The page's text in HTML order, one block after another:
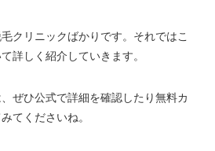
クリニックばかりです。それではこ
詳しく紹介していきます。
ぜひ公式で詳細を確認したり無料カ
てくださいね。